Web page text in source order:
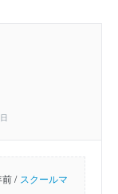
/ スクールマ